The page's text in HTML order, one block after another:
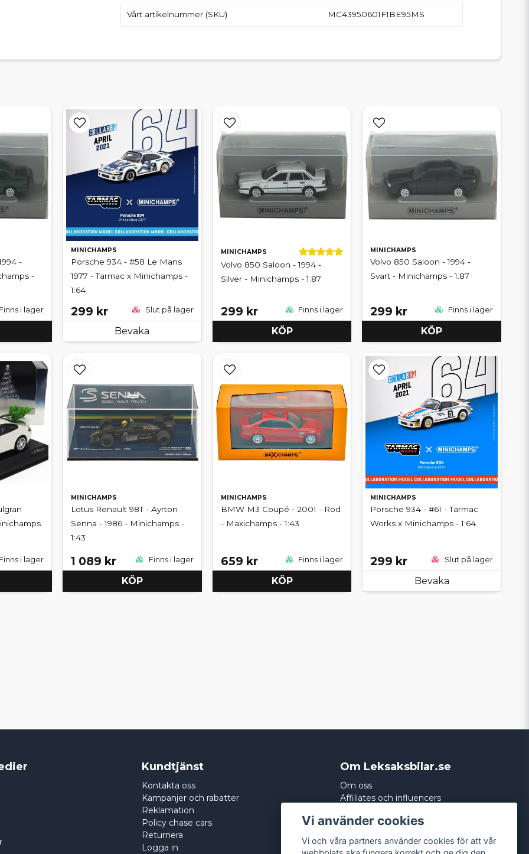
Vårt artikelnummer (SKU) MC43950601F1BE95MS
-
-
Finns i lager
MINICHAMPS
Porsche 934 - #58 Le Mans
1977 - Tarmac x Minichamps -
1:64
299 kr Slut på lager
Bevaka
MINICHAMPS
Volvo 850 Saloon - 1994 -
Silver - Minichamps - 1:87
299 kr Finns i lager
KÖP
MINICHAMPS
Volvo 850 Saloon - 1994 -
Svart - Minichamps - 1:87
299 kr Finns i lager
KÖP
Finns i lager
MINICHAMPS
Lotus Renault 98T - Ayrton
Senna - 1986 - Minichamps -
1:43
1 089 kr Finns i lager
KÖP
MINICHAMPS
BMW M3 Coupé - 2001 - Röd
- Maxichamps - 1:43
659 kr Finns i lager
KÖP
MINICHAMPS
Porsche 934 - #61 - Tarmac
Works x Minichamps - 1:64
299 kr Slut på lager
Bevaka
Kundtjänst
Kontakta oss
Kampanjer och rabatter
Reklamation
Policy chase cars
Returnera
Logga in
Om Leksaksbilar.se
Om oss
Affiliates och influencers
Integritetspolicy
Vi använder cookies
Vi och våra partners använder cookies för att vår